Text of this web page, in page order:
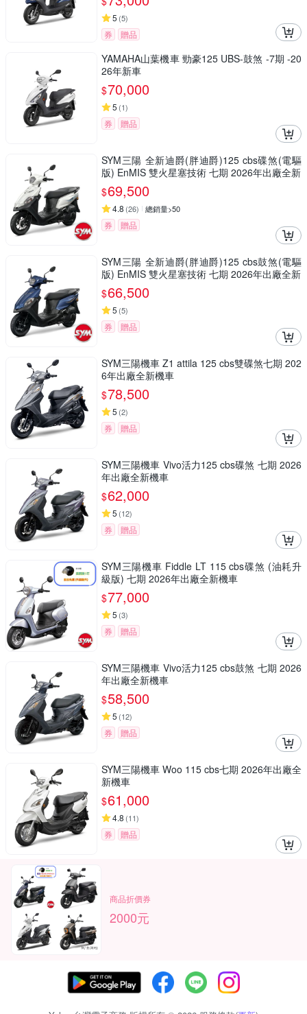
5 (5)
券 贈品
YAMAHA山葉機車 勁豪125 UBS-鼓煞 -7期 -20
26年新車
$70,000
5 (1)
券 贈品
SYM三陽 全新迪爵(胖迪爵)125 cbs碟煞(電驅
版) EnMIS 雙火星塞技術 七期 2026年出廠全新
$69,500
4.8 (26) 總銷量>50
券 贈品
SYM三陽 全新迪爵(胖迪爵)125 cbs鼓煞(電驅
版) EnMIS 雙火星塞技術 七期 2026年出廠全新
$66,500
5 (5)
券 贈品
SYM三陽機車 Z1 attila 125 cbs雙碟煞七期 202
6年出廠全新機車
$78,500
5 (2)
券 贈品
SYM三陽機車 Vivo活力125 cbs碟煞 七期 2026
年出廠全新機車
$62,000
5 (12)
券 贈品
SYM三陽機車 Fiddle LT 115 cbs碟煞 (油耗升
級版) 七期 2026年出廠全新機車
$77,000
5 (3)
券 贈品
SYM三陽機車 Vivo活力125 cbs鼓煞 七期 2026
年出廠全新機車
$58,500
5 (12)
券 贈品
SYM三陽機車 Woo 115 cbs七期 2026年出廠全
新機車
$61,000
4.8 (11)
券 贈品
商品折價券
2000元